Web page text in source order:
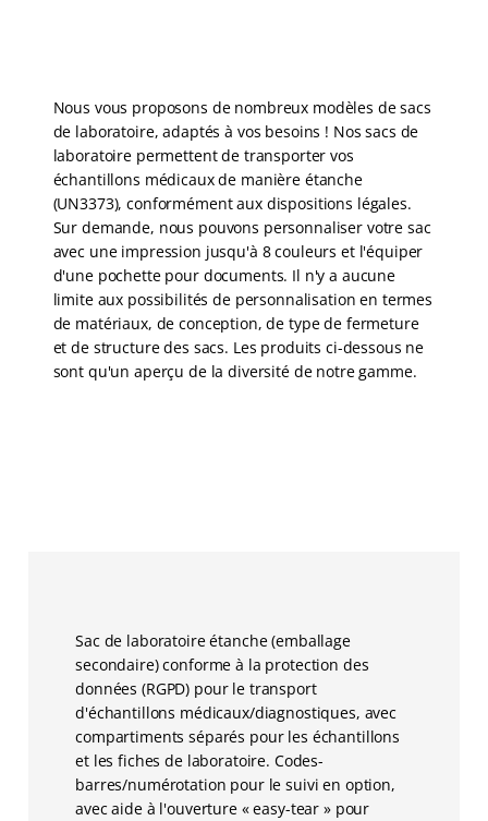
Nous vous proposons de nombreux modèles de sacs
de laboratoire, adaptés à vos besoins ! Nos sacs de
laboratoire permettent de transporter vos
échantillons médicaux de manière étanche
(UN3373), conformément aux dispositions légales.
Sur demande, nous pouvons personnaliser votre sac
avec une impression jusqu'à 8 couleurs et l'équiper
d'une pochette pour documents. Il n'y a aucune
limite aux possibilités de personnalisation en termes
de matériaux, de conception, de type de fermeture
et de structure des sacs. Les produits ci-dessous ne
sont qu'un aperçu de la diversité de notre gamme.
Sac de laboratoire étanche (emballage
secondaire) conforme à la protection des
données (RGPD) pour le transport
d'échantillons médicaux/diagnostiques, avec
compartiments séparés pour les échantillons
et les fiches de laboratoire. Codes-
barres/numérotation pour le suivi en option,
avec aide à l'ouverture « easy-tear » pour